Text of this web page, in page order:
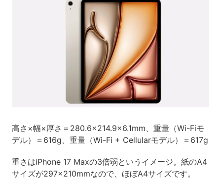
高さ×幅×厚さ＝280.6×214.9×6.1mm、重量（Wi-Fiモ
デル）＝616g、重量（Wi-Fi + Cellularモデル）＝617g
重さはiPhone 17 Maxの3倍弱というイメージ。紙のA4
サイズが297×210mmなので、ほぼA4サイズです。